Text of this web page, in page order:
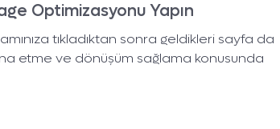
Optimizasyonu Yapın
tıkladıktan sonra geldikleri sayfa da
etme ve dönüşüm sağlama konusunda